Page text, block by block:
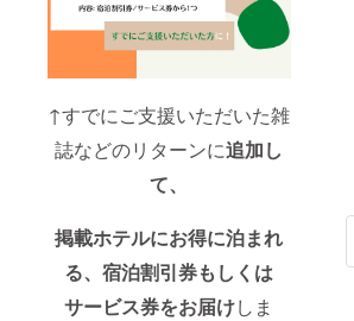
↑すでにご支援いただいた雑
誌などのリターンに追加し
て、
掲載ホテルにお得に泊まれ
る、宿泊割引券もしくは
サービス券をお届けしま